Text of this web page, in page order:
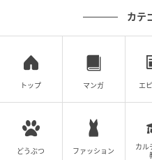
カテ
トップ マンガ エ
どうぶつ ファッション
カル